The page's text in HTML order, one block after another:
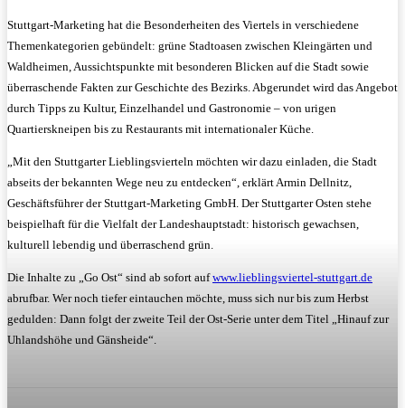
Stuttgart-Marketing hat die Besonderheiten des Viertels in verschiedene
Themenkategorien gebündelt: grüne Stadtoasen zwischen Kleingärten und
Waldheimen, Aussichtspunkte mit besonderen Blicken auf die Stadt sowie
überraschende Fakten zur Geschichte des Bezirks. Abgerundet wird das Angebot
durch Tipps zu Kultur, Einzelhandel und Gastronomie – von urigen
Quartierskneipen bis zu Restaurants mit internationaler Küche.
„Mit den Stuttgarter Lieblingsvierteln möchten wir dazu einladen, die Stadt
abseits der bekannten Wege neu zu entdecken“, erklärt Armin Dellnitz,
Geschäftsführer der Stuttgart-Marketing GmbH. Der Stuttgarter Osten stehe
beispielhaft für die Vielfalt der Landeshauptstadt: historisch gewachsen,
kulturell lebendig und überraschend grün.
Die Inhalte zu „Go Ost“ sind ab sofort aufwww.lieblingsviertel-stuttgart.de
abrufbar. Wer noch tiefer eintauchen möchte, muss sich nur bis zum Herbst
gedulden: Dann folgt der zweite Teil der Ost-Serie unter dem Titel „Hinauf zur
Uhlandshöhe und Gänsheide“.